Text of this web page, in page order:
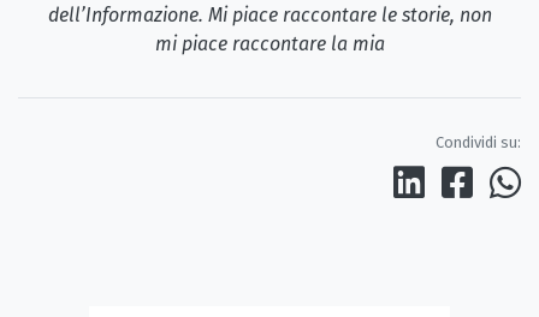
dell’Informazione. Mi piace raccontare le storie, non
mi piace raccontare la mia
Condividi su: